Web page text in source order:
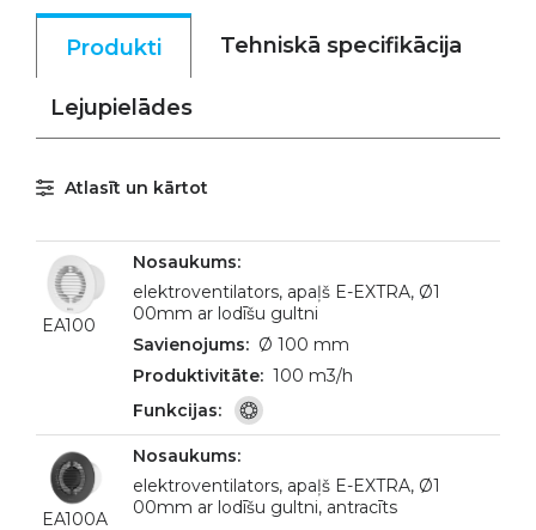
Produkti Tehniskā specifikācija
Lejupielādes
Atlasīt un kārtot
EA100
elektroventilators, apaļš E-EXTRA, Ø1
00mm ar lodīšu gultni
Ø 100 mm
100 m3/h
EA100A
elektroventilators, apaļš E-EXTRA, Ø1
00mm ar lodīšu gultni, antracīts